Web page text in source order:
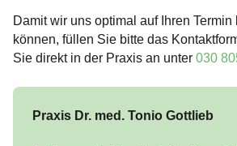
Hammerzehe /
Fuß- und
Hallux Rigidus OP
Hammerzehen OP
Knick-Senk-Spreizfuß
Hohlfuß-OP
Ersttermin Ablauf
Team
Termin
Damit wir uns optimal auf Ihren
können, füllen Sie bitte das
Sie direkt in der Praxis an unter 030
Praxis Dr. med. Tonio Gottlieb